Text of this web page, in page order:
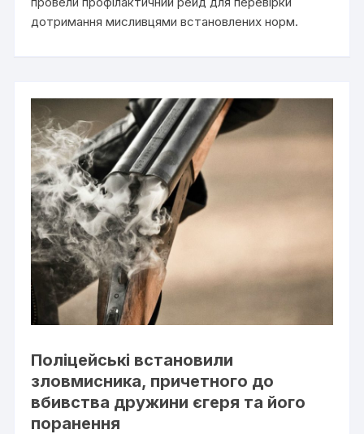
дотримання мисливцями встановлених норм.
Поліцейські встановили
зловмисника, причетного до
вбивства дружини єгеря та його
поранення